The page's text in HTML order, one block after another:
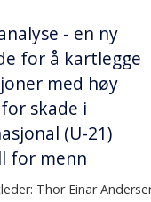
- en ny
for å kartlegge
med høy
skade i
(U-21)
for menn
Thor Einar